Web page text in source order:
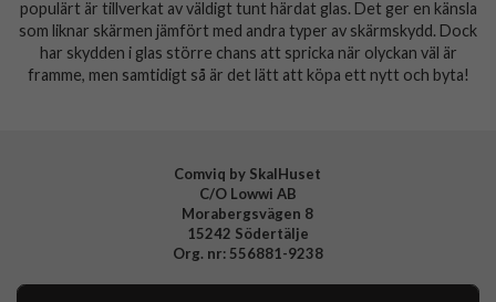
populärt är tillverkat av väldigt tunt härdat glas. Det ger en känsla
som liknar skärmen jämfört med andra typer av skärmskydd. Dock
har skydden i glas större chans att spricka när olyckan väl är
framme, men samtidigt så är det lätt att köpa ett nytt och byta!
Comviq by SkalHuset
C/O Lowwi AB
Morabergsvägen 8
15242 Södertälje
Org. nr: 556881-9238